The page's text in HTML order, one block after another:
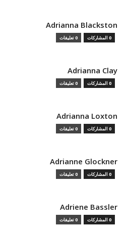
Adrianna Blackston
0 المشاركات 0 تعليقات
Adrianna Clay
0 المشاركات 0 تعليقات
Adrianna Loxton
0 المشاركات 0 تعليقات
Adrianne Glockner
0 المشاركات 0 تعليقات
Adriene Bassler
0 المشاركات 0 تعليقات